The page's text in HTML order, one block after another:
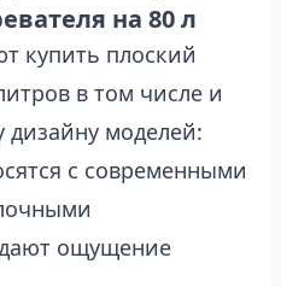
на 80 л
купить плоский
в том числе и
дизайну моделей:
с современными
ощущение